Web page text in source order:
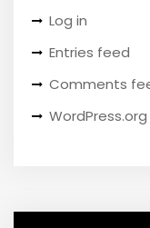
Log in
Entries feed
Comments
WordPress.org